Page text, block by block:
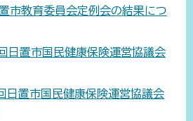
市教育委員会定例会の結果につ
日置市国民健康保険運営協議会
日置市国民健康保険運営協議会